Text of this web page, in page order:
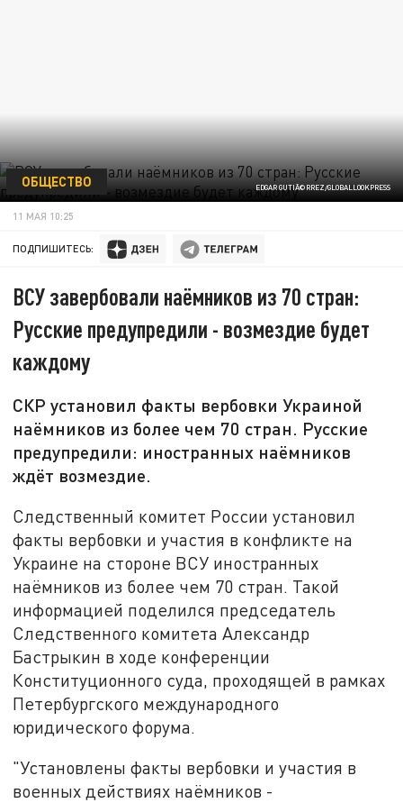
EDGAR GUTIÃ©RREZ/GLOBALLOOKPRESS
ОБЩЕСТВО
11 МАЯ 10:25
ПОДПИШИТЕСЬ:
ВСУ завербовали наёмников из 70 стран:
Русские предупредили - возмездие будет
каждому
СКР установил факты вербовки Украиной
наёмников из более чем 70 стран. Русские
предупредили: иностранных наёмников
ждёт возмездие.
Следственный комитет России установил
факты вербовки и участия в конфликте на
Украине на стороне ВСУ иностранных
наёмников из более чем 70 стран. Такой
информацией поделился председатель
Следственного комитета Александр
Бастрыкин в ходе конференции
Конституционного суда, проходящей в рамках
Петербургского международного
юридического форума.
"Установлены факты вербовки и участия в
военных действиях наёмников -